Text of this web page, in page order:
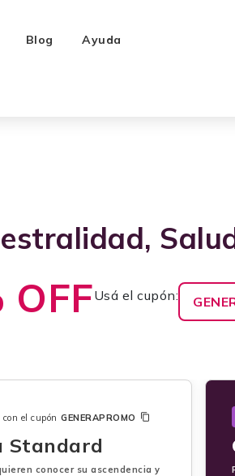
Blog Ayuda
OFFUsá el cupón:
con el cupón GENERAPROMO
Standard
conocer su ascendencia y